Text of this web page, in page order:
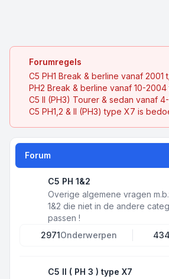
Forumregels
C5 PH1 Break & berline vanaf 2001
PH2 Break & berline vanaf 10-
C5 II (PH3) Tourer & sedan vanaf
C5 PH1,2 & II (PH3) type X7 is
Forum
C5 PH 1&2
Overige algemene vragen
1&2 die niet in de andere
passen !
2971Onderwerpen
C5 II ( PH 3 ) type X7